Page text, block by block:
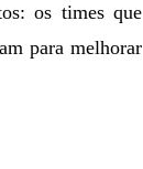
os times que
para melhorar